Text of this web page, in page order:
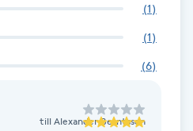
(1)
(1)
(6)
till Alexander Berntsson